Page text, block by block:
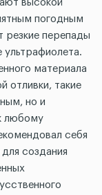
высокой
погодным
перепады
ультрафиолета.
материала
отливки, такие
но и
любому
себя
создания